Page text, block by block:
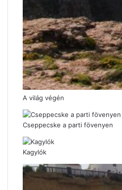
A világ végén
Cseppecske a parti fövenyen
Kagylók